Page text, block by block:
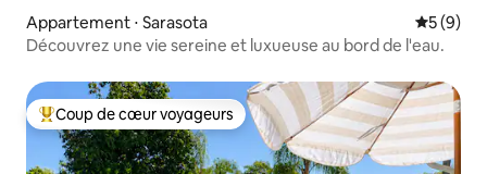
Appartement ⋅ Sarasota
5 (9)
Découvrez une vie sereine et luxueuse au bord de l'eau.
Coups de cœur voyageurs les plus appréciés
Coup de cœur voyageurs